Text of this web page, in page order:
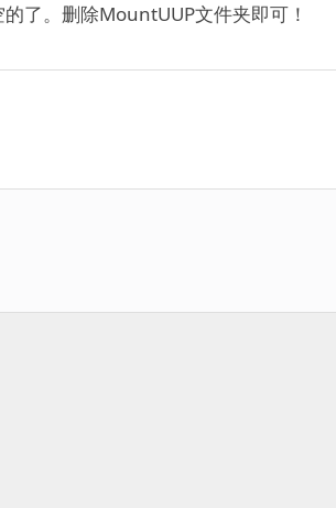
了。删除MountUUP文件夹即可！